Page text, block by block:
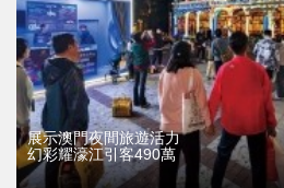
展示澳門夜間旅遊活力
幻彩耀濠江引客490萬